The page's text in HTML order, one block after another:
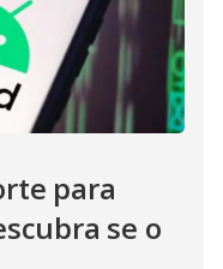
para
se o